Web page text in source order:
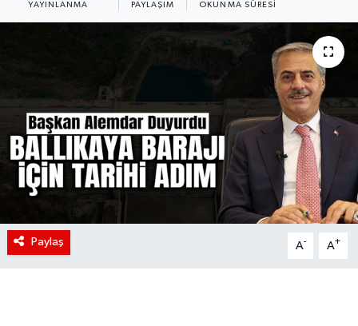
YAYINLANMA PAYLAŞIM OKUNMA SÜRESI
Paylaş A- A+